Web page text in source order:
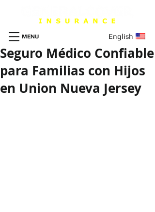
English
MENU
Seguro Médico Confiable
para Familias con Hijos
en Union Nueva Jersey